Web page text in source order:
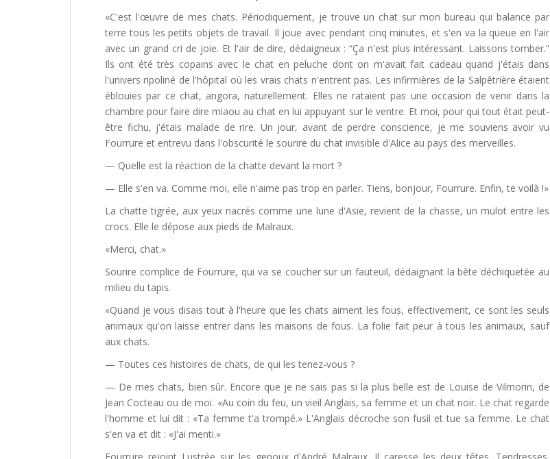
«C'est l'œuvre de mes chats. Périodiquement, je trouve un chat sur mon bureau qui balance par
terre tous les petits objets de travail. Il joue avec pendant cinq minutes, et s'en va la queue en l'air
avec un grand cri de joie. Et l'air de dire, dédaigneux : “Ça n'est plus intéressant. Laissons tomber.”
Ils ont été très copains avec le chat en peluche dont on m'avait fait cadeau quand j'étais dans
l'univers ripoliné de l'hôpital où les vrais chats n'entrent pas. Les infirmières de la Salpêtrière étaient
éblouies par ce chat, angora, naturellement. Elles ne rataient pas une occasion de venir dans la
chambre pour faire dire miaou au chat en lui appuyant sur le ventre. Et moi, pour qui tout était peut-
être fichu, j'étais malade de rire. Un jour, avant de perdre conscience, je me souviens avoir vu
Fourrure et entrevu dans l'obscurité le sourire du chat invisible d'Alice au pays des merveilles.
— Quelle est la réaction de la chatte devant la mort ?
— Elle s'en va. Comme moi, elle n'aime pas trop en parler. Tiens, bonjour, Fourrure. Enfin, te voilà !»
La chatte tigrée, aux yeux nacrés comme une lune d'Asie, revient de la chasse, un mulot entre les
crocs. Elle le dépose aux pieds de Malraux.
«Merci, chat.»
Sourire complice de Fourrure, qui va se coucher sur un fauteuil, dédaignant la bête déchiquetée au
milieu du tapis.
«Quand je vous disais tout à l'heure que les chats aiment les fous, effectivement, ce sont les seuls
animaux qu'on laisse entrer dans les maisons de fous. La folie fait peur à tous les animaux, sauf
aux chats.
— Toutes ces histoires de chats, de qui les tenez-vous ?
— De mes chats, bien sûr. Encore que je ne sais pas si la plus belle est de Louise de Vilmorin, de
Jean Cocteau ou de moi. «Au coin du feu, un vieil Anglais, sa femme et un chat noir. Le chat regarde
l'homme et lui dit : «Ta femme t'a trompé.» L'Anglais décroche son fusil et tue sa femme. Le chat
s'en va et dit : «J'ai menti.»